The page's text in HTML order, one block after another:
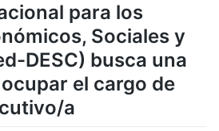
para los
Sociales y
DESC) busca una
el cargo de
a